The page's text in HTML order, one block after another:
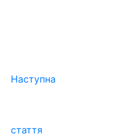
Наступна
стаття